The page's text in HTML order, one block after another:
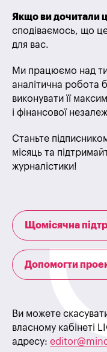
Якщо ви дочитали
сподіваємось, що
для вас.
Ми працюємо над
аналітична робота
виконувати її
і фінансової
Станьте
місяць та
журналістики!
Щомісячна
Допомогти
Ви можете
власному кабінеті
адресу: